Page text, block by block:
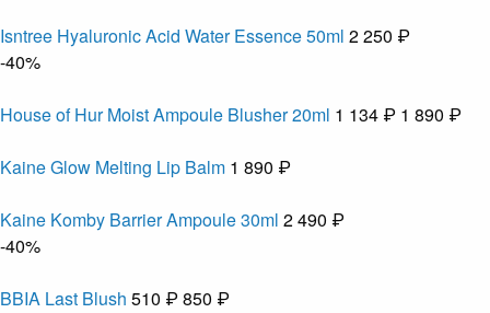
Isntree Hyaluronic Acid Water Essence 50ml 2 250 ₽
-40%
House of Hur Moist Ampoule Blusher 20ml 1 134 ₽ 1 890 ₽
Kaine Glow Melting Lip Balm 1 890 ₽
Kaine Komby Barrier Ampoule 30ml 2 490 ₽
-40%
BBIA Last Blush 510 ₽850 ₽